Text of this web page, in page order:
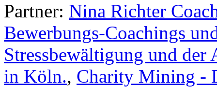
Partner: Nina Richter
Bewerbungs-Coachings
Stressbewältigung und
in Köln., Charity Mining -